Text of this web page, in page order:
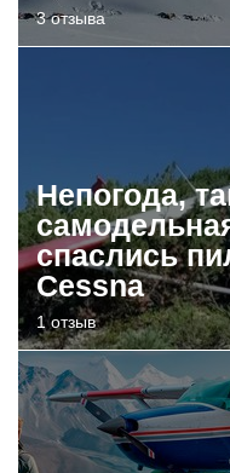
3 отзыва
Непогода,
спаслись
Cessna
1 отзыв